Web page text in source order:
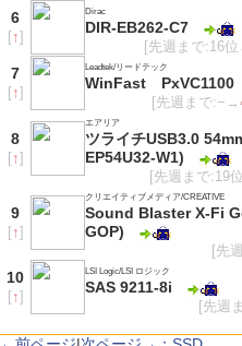
6
[↑]
Dirac
DIR-EB262-C7
[先週まで:16
7
[↑]
Leadtek/リードテック
WinFast PxVC1100
[先週まで:−→
8
[↑]
エアリア
ツライチUSB3.0
EP54U32-W1)
[先週まで
9
[↑]
クリエイティブメディア/CREATIVE
Sound Blaster X-Fi
GOP)
[先
10
[↑]
LSI Logic/LSI ロジック
SAS 9211-8i
[先週